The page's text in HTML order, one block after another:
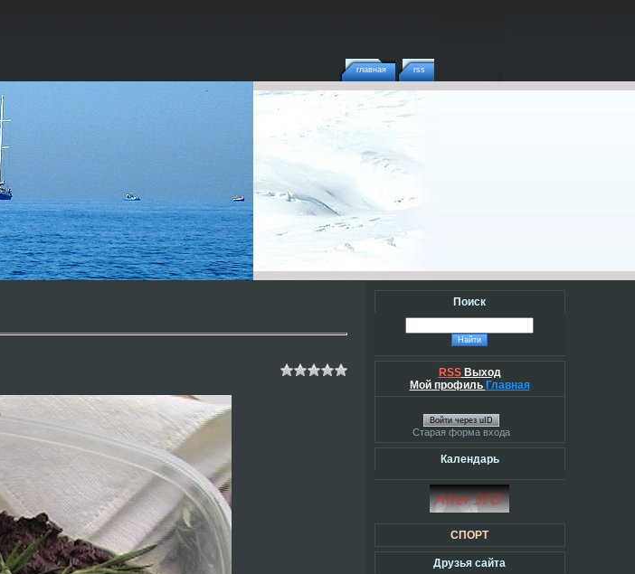
rss
главная
Поиск
RSS Выход
Мой профиль Главная
Войти через uID
Старая форма входа
Календарь
СПОРТ
Друзья сайта